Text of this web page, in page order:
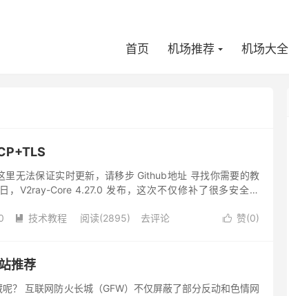
首页 机场推荐 机场大全
里无法保证实时更新，请移步 Github地址 寻找你需要的教
，V2ray-Core 4.27.0 发布，这次不仅修补了很多安全问
 赞(0)
 技术教程 阅读(2895) 去评论
推荐
？ 互联网防火长城（GFW）不仅屏蔽了部分反动和色情网